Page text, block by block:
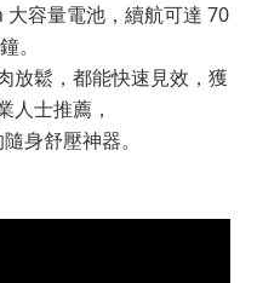
容量電池，續航可達 70
。
放鬆，都能快速見效，獲
人士推薦，
身舒壓神器。